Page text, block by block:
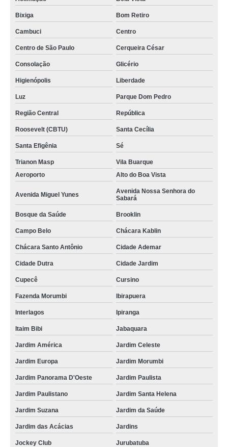
Bixiga Bom Retiro
Cambuci Centro
Centro de São Paulo Cerqueira César
Consolação Glicério
Higienópolis Liberdade
Luz Parque Dom Pedro
Região Central República
Roosevelt (CBTU) Santa Cecília
Santa Efigênia Sé
Trianon Masp
Vila Buarque
Aeroporto
Alto do Boa Vista
Avenida Miguel Yunes
Avenida Nossa Senhora do
Sabará
Bosque da Saúde Brooklin
Campo Belo Chácara Kablin
Chácara Santo Antônio Cidade Ademar
Cidade Dutra Cidade Jardim
Cupecê Cursino
Fazenda Morumbi Ibirapuera
Interlagos Ipiranga
Itaim Bibi Jabaquara
Jardim América Jardim Celeste
Jardim Europa Jardim Morumbi
Jardim Panorama D'Oeste Jardim Paulista
Jardim Paulistano Jardim Santa Helena
Jardim Suzana Jardim da Saúde
Jardim das Acácias Jardins
Jockey Club Jurubatuba